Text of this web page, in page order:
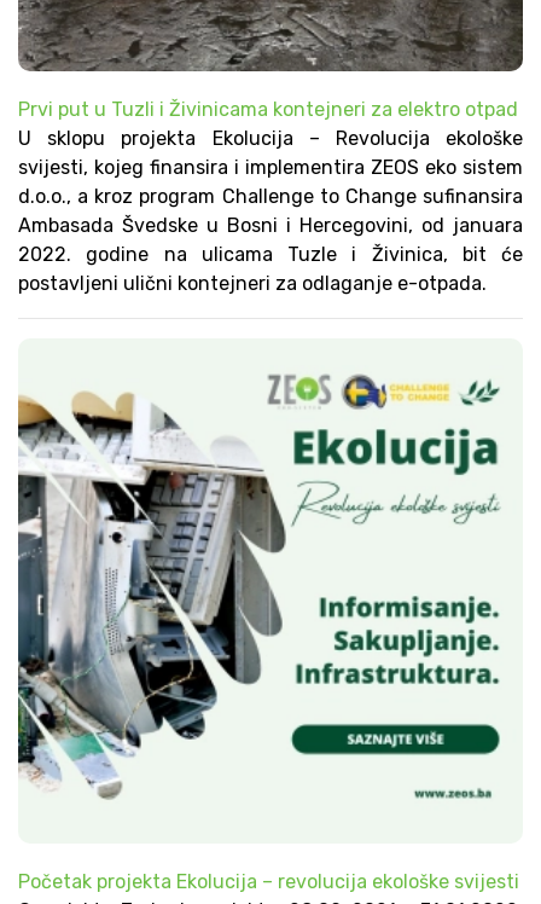
Prvi put u Tuzli i Živinicama kontejneri za elektro otpad
U sklopu projekta Ekolucija – Revolucija ekološke
svijesti, kojeg finansira i implementira ZEOS eko sistem
d.o.o., a kroz program Challenge to Change sufinansira
Ambasada Švedske u Bosni i Hercegovini, od januara
2022. godine na ulicama Tuzle i Živinica, bit će
postavljeni ulični kontejneri za odlaganje e-otpada.
Početak projekta Ekolucija – revolucija ekološke svijesti